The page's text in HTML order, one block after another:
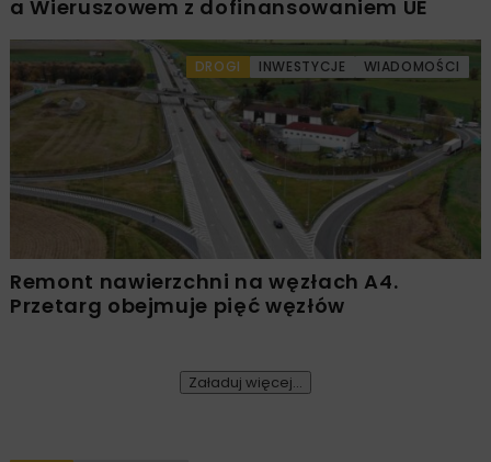
a Wieruszowem z dofinansowaniem UE
DROGI INWESTYCJE WIADOMOŚCI
Remont nawierzchni na węzłach A4.
Przetarg obejmuje pięć węzłów
Załaduj więcej...